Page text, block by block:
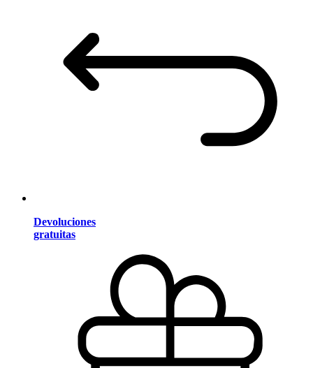
Devoluciones
gratuitas